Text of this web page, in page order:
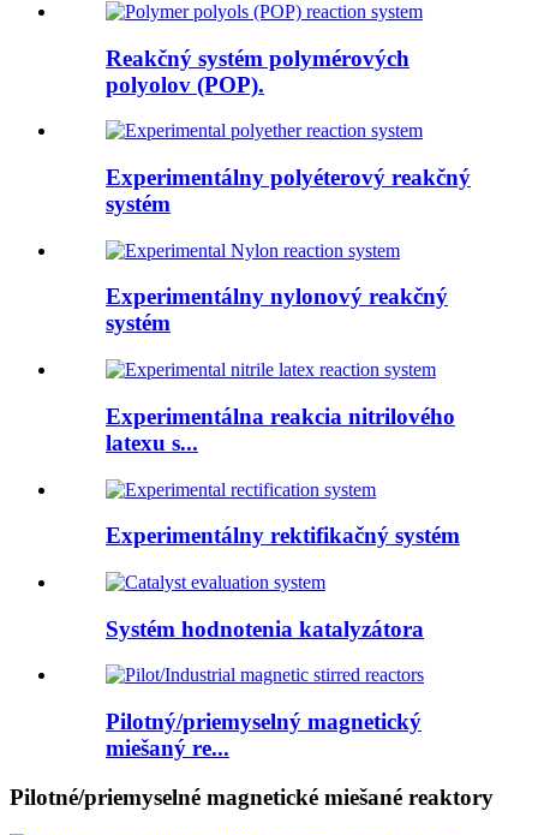
Reakčný systém polymérových
polyolov (POP).
Experimentálny polyéterový reakčný
systém
Experimentálny nylonový reakčný
systém
Experimentálna reakcia nitrilového
latexu s...
Experimentálny rektifikačný systém
Systém hodnotenia katalyzátora
Pilotný/priemyselný magnetický
miešaný re...
Pilotné/priemyselné magnetické miešané reaktory